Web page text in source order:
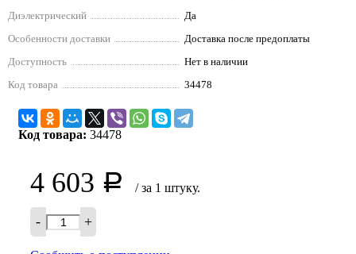
Диэлектрический
Да
Особенности доставки
Доставка после предоплаты
Доступность
Нет в наличии
Код товара
34478
Код товара: 34478
4 603 Р / за 1 штуку.
- +